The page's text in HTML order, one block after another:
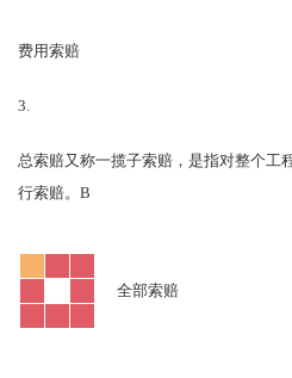
费用索赔
3.
总索赔又称一揽子索赔，是指对整个工
行索赔。 B
全部索赔